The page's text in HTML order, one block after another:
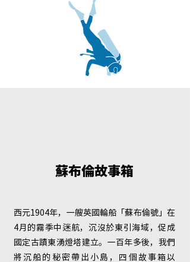
蘇布倫故事箱
西元1904年，一艘英國輪船「蘇布倫號」在
4月的霧季中迷航，沉沒於東引海域，促成
國定古蹟東湧燈塔建立。​一百年多後，我們
將沉船的秘密帶出小島，四個故事箱以